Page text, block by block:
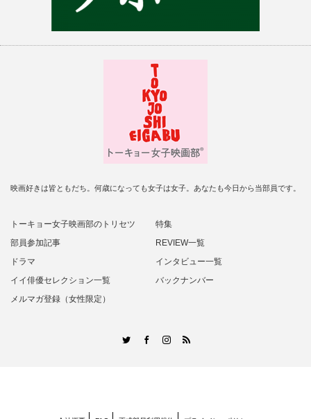
映画好きは皆ともだち。何歳になっても女子は女子。あなたも今日から当部員です。
トーキョー女子映画部のトリセツ
特集
部員参加記事
REVIEW一覧
ドラマ
インタビュー一覧
イイ俳優セレクション一覧
バックナンバー
メルマガ登録（女性限定）
TwitterFacebookInstagram
RSS